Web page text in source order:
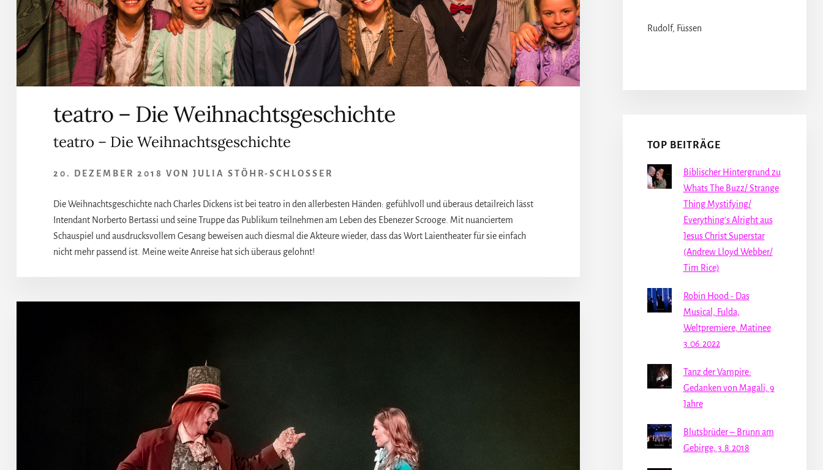
teatro – Die Weihnachts­geschichte
teatro – Die Weihnachts­geschichte
20. DEZEMBER 2018 VON JULIA STÖHR-SCHLOSSER
Die Weihnachtsgeschichte nach Charles Dickens ist bei teatro in den allerbesten Händen: gefühlvoll und überaus detailreich lässt
Intendant Norberto Bertassi und seine Truppe das Publikum teilnehmen am Leben des Ebenezer Scrooge. Mit nuanciertem
Schauspiel und ausdrucksvollem Gesang beweisen auch diesmal die Akteure wieder, dass das Wort Laientheater für sie einfach
nicht mehr passend ist. Meine weite Anreise hat sich überaus gelohnt!
Rudolf, Füssen
TOP BEITRÄGE
Biblischer Hintergrund zu
Whats The Buzz/ Strange
Thing Mystifying/
Everything's Alright aus
Jesus Christ Superstar
(Andrew Lloyd Webber/
Tim Rice)
Robin Hood - Das
Musical, Fulda,
Weltpremiere, Matinee
3.06.2022
Tanz der Vampire:
Gedanken von Magali, 9
Jahre
Blutsbrüder – Brunn am
Gebirge, 3.8.2018